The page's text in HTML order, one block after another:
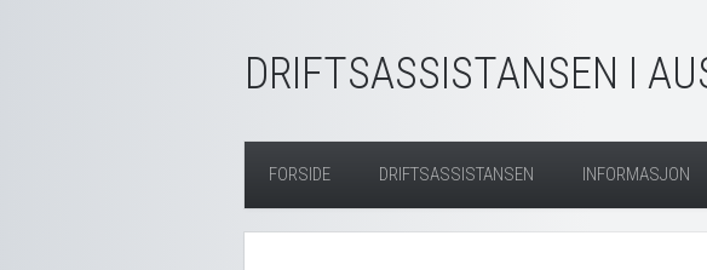
DRIFTSASSISTANSEN I
FORSIDE DRIFTSASSISTANSEN INFORMASJON